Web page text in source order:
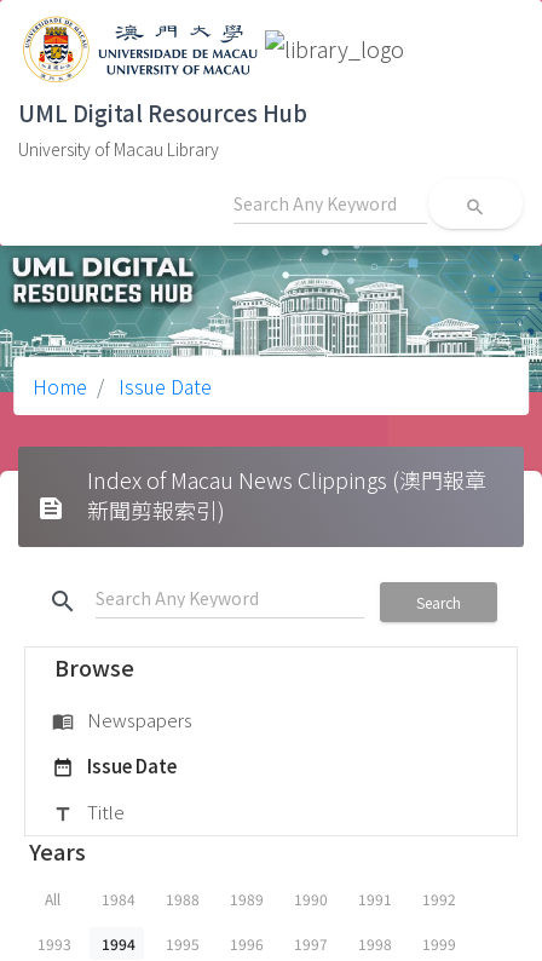
UML Digital Resources Hub
University of Macau Library
search
Home Issue Date
feed
Index of Macau News Clippings (澳門報章
新聞剪報索引)
search Search
Browse
menu_book Newspapers
date_range Issue Date
title Title
Years
All 1984 1988 1989 1990 1991 1992
1993 1994 1995 1996 1997 1998 1999